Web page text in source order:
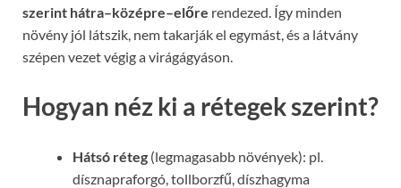
szerint hátra–középre–előre rendezed. Így minden
növény jól látszik, nem takarják el egymást, és a látvány
szépen vezet végig a virágágyáson.
Hogyan néz ki a rétegek szerint?
Hátsó réteg (legmagasabb növények): pl.
dísznapraforgó, tollborzfű, díszhagyma